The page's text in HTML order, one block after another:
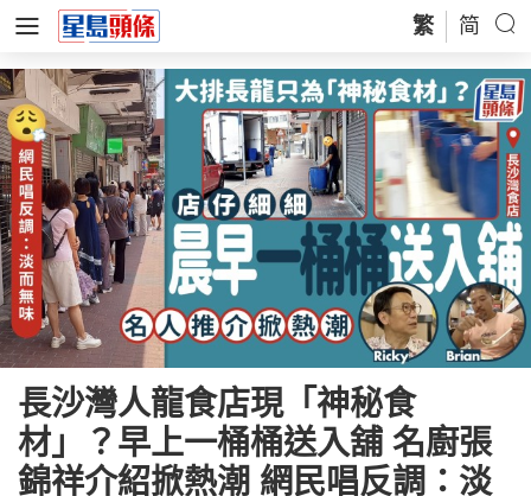
繁 简
長沙灣人龍食店現「神秘食
材」？早上一桶桶送入舖 名廚張
錦祥介紹掀熱潮 網民唱反調：淡